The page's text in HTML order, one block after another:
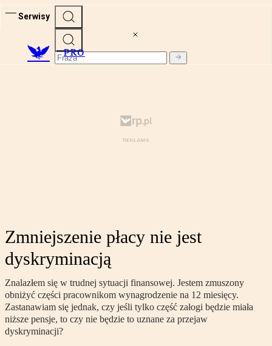
Serwisy
PRO
Zmniejszenie płacy nie jest
dyskryminacją
Znalazłem się w trudnej sytuacji finansowej. Jestem zmuszony
obniżyć części pracownikom wynagrodzenie na 12 miesięcy.
Zastanawiam się jednak, czy jeśli tylko część załogi będzie miała
niższe pensje, to czy nie będzie to uznane za przejaw
dyskryminacji?